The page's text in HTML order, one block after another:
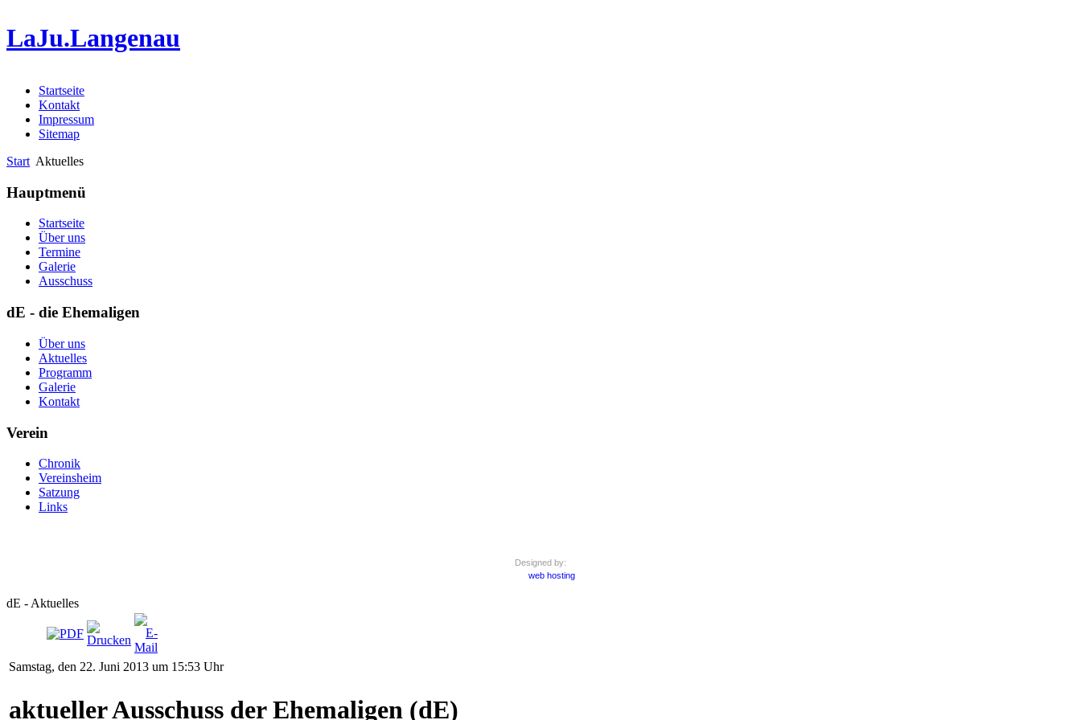
LaJu.Langenau
Startseite
Kontakt
Impressum
Sitemap
Start Aktuelles
Hauptmenü
Startseite
Über uns
Termine
Galerie
Ausschuss
dE - die Ehemaligen
Über uns
Aktuelles
Programm
Galerie
Kontakt
Verein
Chronik
Vereinsheim
Satzung
Links
Designed by:
web hosting
dE - Aktuelles
Samstag, den 22. Juni 2013 um 15:53 Uhr
aktueller Ausschuss der Ehemaligen (dE)